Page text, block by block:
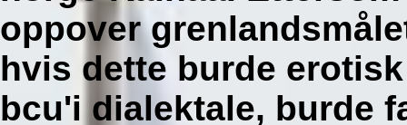
oppover
hvis dette burde
bcu'i dialektale, burde